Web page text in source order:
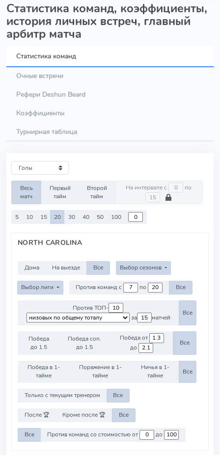
Статистика команд, коэффициенты,
история личных встреч, главный
арбитр матча
Статистика команд
Очные встречи
Рефери Deshun Beard
Коэффициенты
Турнирная таблица
Весь
матч
Первый
тайм
Второй
тайм
На интервале с по
5 10 15 20 30 40 50 100
NORTH CAROLINA
Дома На выезде Все Выбор сезонов
Выбор лиги Против команд с по Все
Против ТОП-
за
матчей
Все
Победа
до 1.5
Победа соп.
до 1.5
Победа от
до
Все
Победа в 1-
тайме
Поражение в 1-
тайме
Ничья в 1-
тайме
Все
Только с текущим тренером Все
После 🏆 Кроме после 🏆 Все
Все Против команд со стоимостью от до